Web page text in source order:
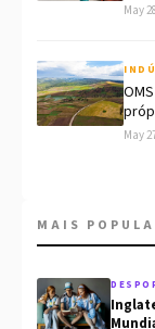
May
May
MAIS